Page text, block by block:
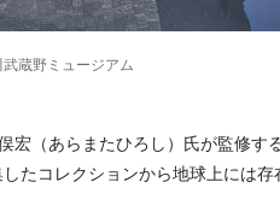
蔵野ミュージアム
宏（あらまたひろし）氏が監修す
たコレクションから地球上には